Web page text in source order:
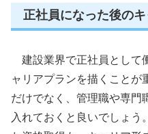
正社員になった後の
建設業界で正社員として
ャリアプランを描くことが
だけでなく、管理職や専門
入れておくと良いでしょう